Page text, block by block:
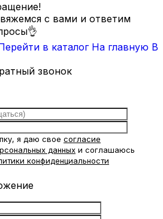
с вами и ответим
в каталог На главную В
звонок
я даю свое согласие
данных и соглашаюсь
конфиденциальности